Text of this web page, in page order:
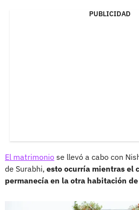
PUBLICIDAD
El matrimonio se llevó a cabo con
de Surabhi, esto ocurría mientras el
permanecía en la otra habitación